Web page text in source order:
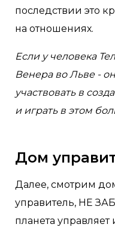
последствии это
на отношениях.
Если у человека
Венера во Льве -
участвовать в
и играть в этом
Дом
Далее, смотрим
управитель, НЕ
планета управляет